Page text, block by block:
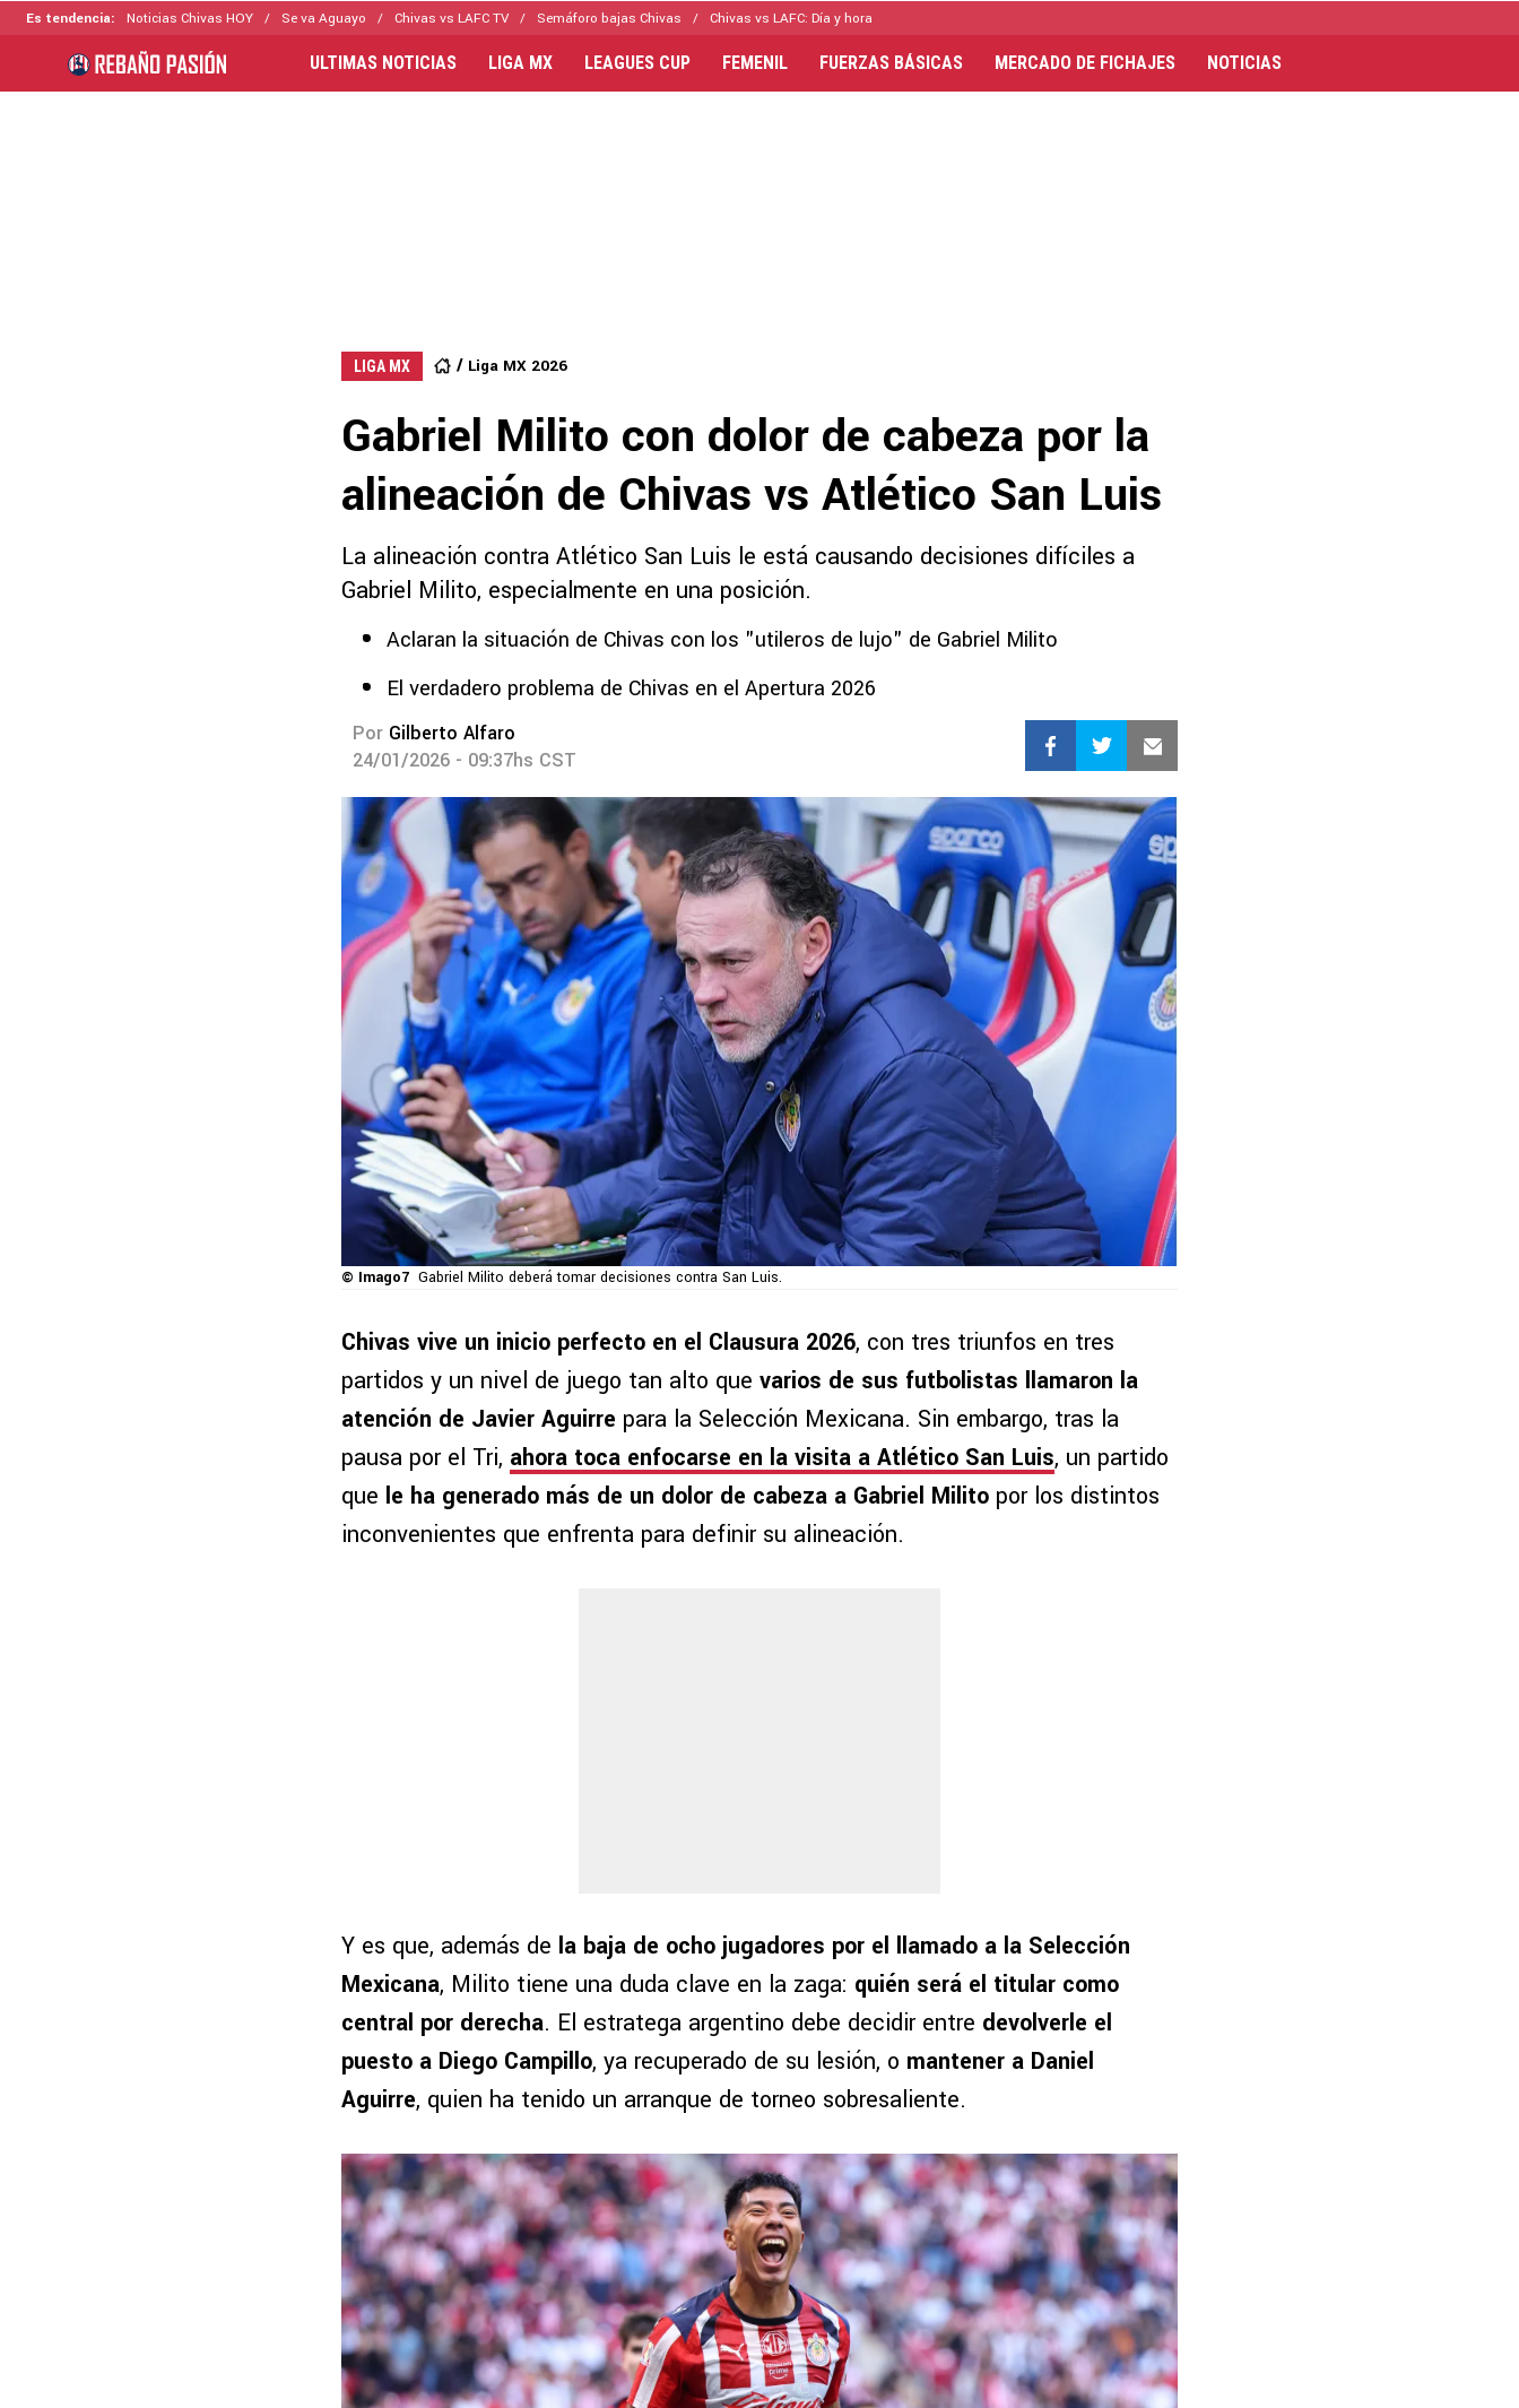
Es tendencia: Noticias Chivas HOY Se va Aguayo Chivas vs LAFC TV Semáforo bajas Chivas Chivas vs LAFC: Día y hora
ULTIMAS NOTICIAS LIGA MX LEAGUES CUP FEMENIL FUERZAS BÁSICAS MERCADO DE FICHAJES NOTICIAS
LIGA MX Liga MX 2026
Gabriel Milito con dolor de cabeza por la
alineación de Chivas vs Atlético San Luis
La alineación contra Atlético San Luis le está causando decisiones difíciles a
Gabriel Milito, especialmente en una posición.
Aclaran la situación de Chivas con los "utileros de lujo" de Gabriel Milito
El verdadero problema de Chivas en el Apertura 2026
Por Gilberto Alfaro
24/01/2026 - 09:37hs CST
© Imago7 Gabriel Milito deberá tomar decisiones contra San Luis.
Chivas vive un inicio perfecto en el Clausura 2026, con tres triunfos en tres
partidos y un nivel de juego tan alto que varios de sus futbolistas llamaron la
atención de Javier Aguirre para la Selección Mexicana. Sin embargo, tras la
pausa por el Tri, ahora toca enfocarse en la visita a Atlético San Luis, un partido
que le ha generado más de un dolor de cabeza a Gabriel Milito por los distintos
inconvenientes que enfrenta para definir su alineación.
Y es que, además de la baja de ocho jugadores por el llamado a la Selección
Mexicana, Milito tiene una duda clave en la zaga: quién será el titular como
central por derecha. El estratega argentino debe decidir entre devolverle el
puesto a Diego Campillo, ya recuperado de su lesión, o mantener a Daniel
Aguirre, quien ha tenido un arranque de torneo sobresaliente.